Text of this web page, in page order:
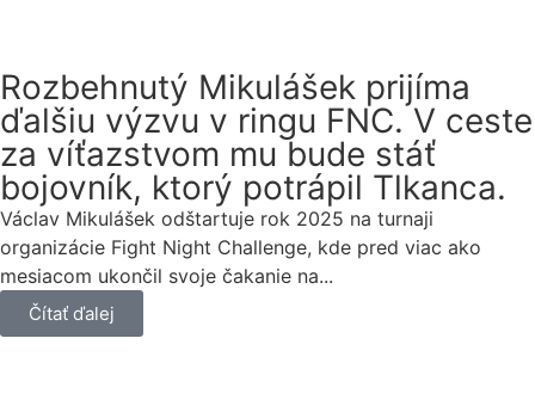
Rozbehnutý Mikulášek prijíma
ďalšiu výzvu v ringu FNC. V ceste
za víťazstvom mu bude stáť
bojovník, ktorý potrápil Tlkanca.
Václav Mikulášek odštartuje rok 2025 na turnaji
organizácie Fight Night Challenge, kde pred viac ako
mesiacom ukončil svoje čakanie na...
Čítať ďalej